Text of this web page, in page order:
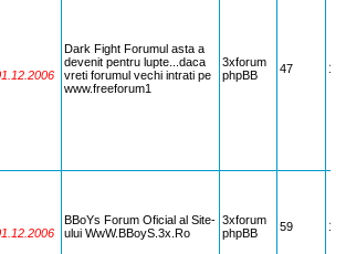
Dark Fight Forumul asta a
devenit pentru lupte...daca
vreti forumul vechi intrati pe
www.freeforum1
3xforum
phpBB
47
BBoYs Forum Oficial al Site-
ului WwW.BBoyS.3x.Ro
3xforum
phpBB
59